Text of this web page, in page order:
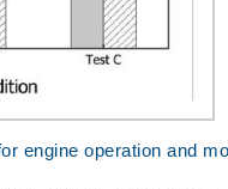
engine operation and